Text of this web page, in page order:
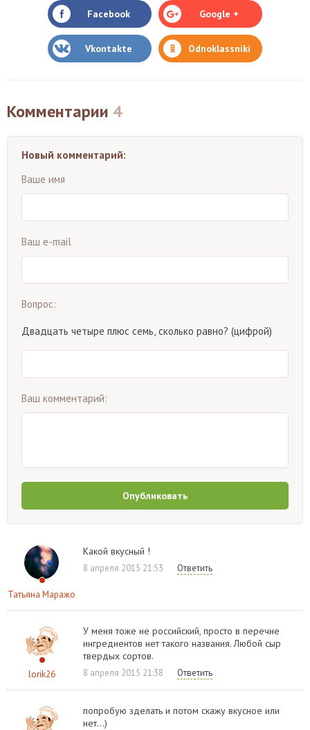
Facebook Google +
Vkontakte Odnoklassniki
Комментарии 4
Новый комментарий:
Ваше имя
Ваш e-mail
Вопрос:
Двадцать четыре плюс семь, сколько равно? (цифрой)
Ваш комментарий:
Опубликовать
Татьяна Маражо
Какой вкусный !
8 апреля 2015 21:53 Ответить
lorik26
У меня тоже не российский, просто в перечне
ингредиентов нет такого названия. Любой сыр
твердых сортов.
8 апреля 2015 21:38 Ответить
попробую зделать и потом скажу вкусное или
нет...)